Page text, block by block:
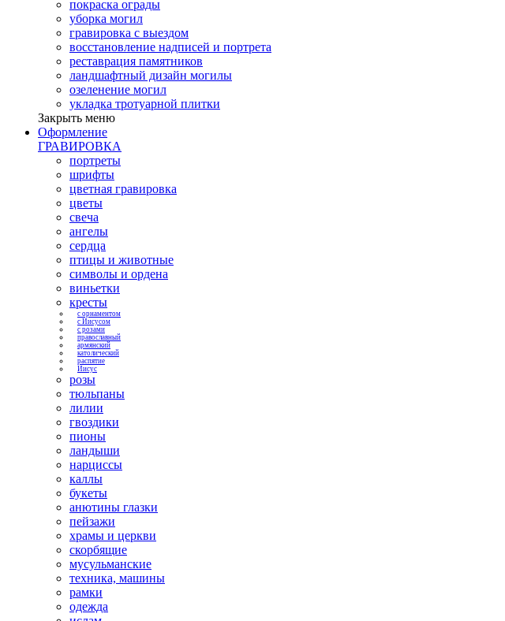
покраска ограды
уборка могил
гравировка с выездом
восстановление надписей и портрета
реставрация памятников
ландшафтный дизайн могилы
озеленение могил
укладка тротуарной плитки
Закрыть меню
Оформление
ГРАВИРОВКА
портреты
шрифты
цветная гравировка
цветы
свеча
ангелы
сердца
птицы и животные
символы и ордена
виньетки
кресты
с орнаментом
с Иисусом
с розами
православный
армянский
католический
распятие
Иисус
розы
тюльпаны
лилии
гвоздики
пионы
ландыши
нарциссы
каллы
букеты
анютины глазки
пейзажи
храмы и церкви
скорбящие
мусульманские
техника, машины
рамки
одежда